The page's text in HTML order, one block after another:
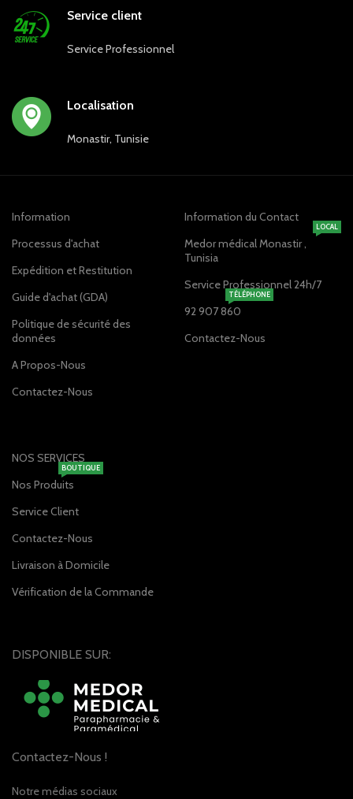
Service client
Service Professionnel
Localisation
Monastir, Tunisie
Information
Processus d'achat
Expédition et Restitution
Guide d'achat (GDA)
Politique de sécurité des
données
A Propos-Nous
Contactez-Nous
Information du Contact
Medor médical Monastir ,
Tunisia
LOCAL
Service Professionnel 24h/7
92 907 860
TÉLÉPHONE
Contactez-Nous
NOS SERVICES
Nos Produits
BOUTIQUE
Service Client
Contactez-Nous
Livraison à Domicile
Vérification de la Commande
DISPONIBLE SUR:
Contactez-Nous !
Notre médias sociaux